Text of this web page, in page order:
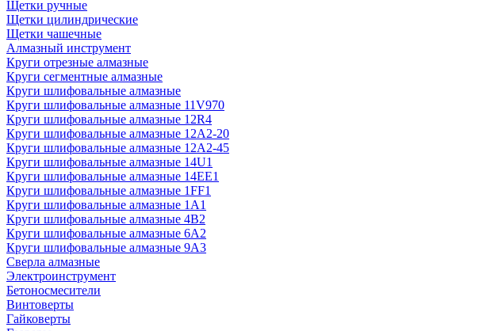
Щетки ручные
Щетки цилиндрические
Щетки чашечные
Алмазный инструмент
Круги отрезные алмазные
Круги сегментные алмазные
Круги шлифовальные алмазные
Круги шлифовальные алмазные 11V970
Круги шлифовальные алмазные 12R4
Круги шлифовальные алмазные 12А2-20
Круги шлифовальные алмазные 12А2-45
Круги шлифовальные алмазные 14U1
Круги шлифовальные алмазные 14ЕЕ1
Круги шлифовальные алмазные 1FF1
Круги шлифовальные алмазные 1А1
Круги шлифовальные алмазные 4В2
Круги шлифовальные алмазные 6A2
Круги шлифовальные алмазные 9А3
Сверла алмазные
Электроинструмент
Бетоносмесители
Винтоверты
Гайковерты